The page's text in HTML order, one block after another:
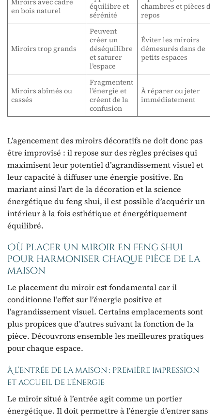
en bois naturel
équilibre et
sérénité
chambres et pièces de
repos
Miroirs trop grands
Peuvent
créer un
déséquilibre
et saturer
l’espace
Éviter les miroirs
démesurés dans de
petits espaces
Miroirs abîmés ou
cassés
Fragmentent
l’énergie et
créent de la
confusion
À réparer ou jeter
immédiatement
L’agencement des miroirs décoratifs ne doit donc pas
être improvisé : il repose sur des règles précises qui
maximisent leur potentiel d’agrandissement visuel et
leur capacité à diffuser une énergie positive. En
mariant ainsi l’art de la décoration et la science
énergétique du feng shui, il est possible d’acquérir un
intérieur à la fois esthétique et énergétiquement
équilibré.
Où placer un miroir en feng shui
pour harmoniser chaque pièce de la
maison
Le placement du miroir est fondamental car il
conditionne l’effet sur l’énergie positive et
l’agrandissement visuel. Certains emplacements sont
plus propices que d’autres suivant la fonction de la
pièce. Découvrons ensemble les meilleures pratiques
pour chaque espace.
À l’entrée de la maison : première impression
et accueil de l’énergie
Le miroir situé à l’entrée agit comme un portier
énergétique. Il doit permettre à l’énergie d’entrer sans